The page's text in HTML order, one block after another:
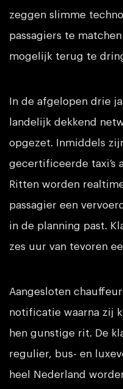
zeggen slimme
passagiers te matchen
mogelijk terug te
In de afgelopen drie
landelijk dekkend
opgezet. Inmiddels
gecertificeerde taxi’s
Ritten worden
passagier een
in de planning past.
zes uur van tevoren
Aangesloten
notificatie waarna zij
hen gunstige rit. De
regulier, bus- en
heel Nederland